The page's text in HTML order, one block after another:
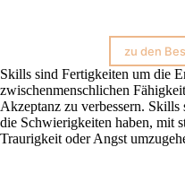
zu den
Skills sind Fertigkeiten um die
zwischenmenschlichen
Akzeptanz zu verbessern.
die Schwierigkeiten haben, mit
Traurigkeit oder Angst